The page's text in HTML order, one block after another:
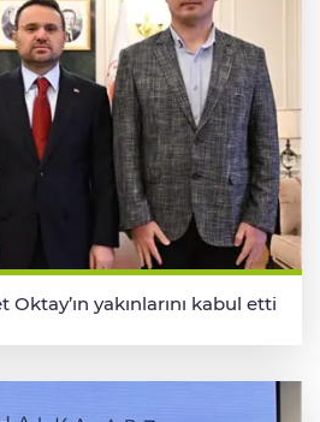
yakınlarını kabul etti